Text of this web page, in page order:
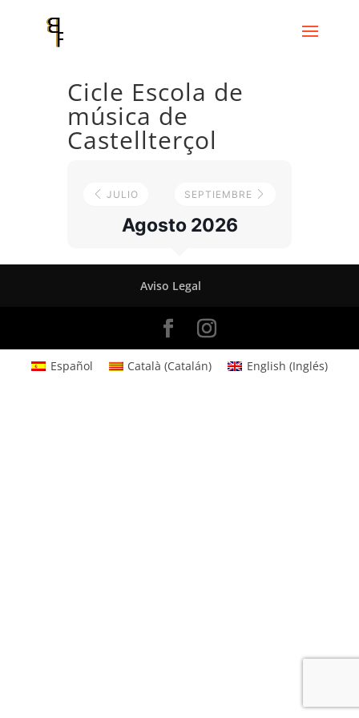
Cicle Escola de
música de
Castellterçol
JULIO
Agosto 2026
SEPTIEMBRE
Aviso Legal
Español Català (Catalán) English (Inglés)